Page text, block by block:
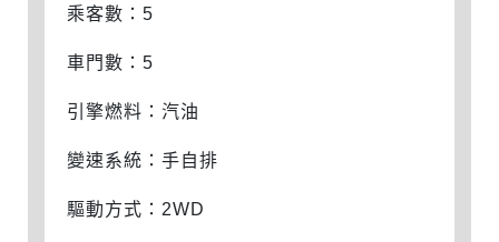
乘客數：5
車門數：5
引擎燃料：汽油
變速系統：手自排
驅動方式：2WD